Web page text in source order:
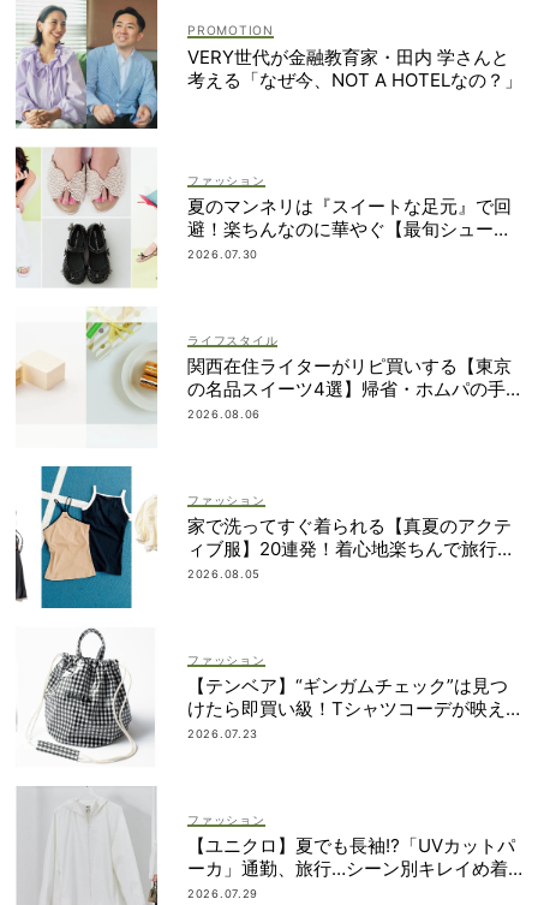
VERY世代が金融教育家・田内 学さんと
考える「なぜ今、NOT A HOTELなの？」
ファッション
夏のマンネリは『スイートな足元』で回
避！楽ちんなのに華やぐ【最旬シューズ1
6選】
2026.07.30
ライフスタイル
関西在住ライターがリピ買いする【東京
の名品スイーツ4選】帰省・ホムパの手
土産に
2026.08.06
ファッション
家で洗ってすぐ着られる【真夏のアクテ
ィブ服】20連発！着心地楽ちんで旅行・
帰省にも◎
2026.08.05
ファッション
【テンベア】“ギンガムチェック”は見つ
けたら即買い級！Tシャツコーデが映え
る「夏の相棒バッグ」3選
2026.07.23
ファッション
【ユニクロ】夏でも長袖⁉「UVカットパ
ーカ」通勤、旅行…シーン別キレイめ着
こなし3選
2026.07.29